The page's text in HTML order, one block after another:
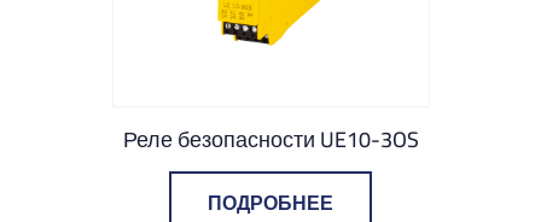
Реле безопасности UE10-3OS
ПОДРОБНЕЕ